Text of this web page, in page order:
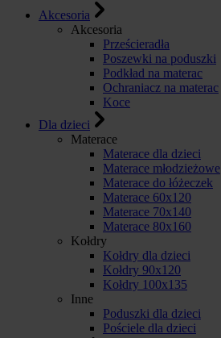
Akcesoria
Akcesoria
Prześcieradła
Poszewki na poduszki
Podkład na materac
Ochraniacz na materac
Koce
Dla dzieci
Materace
Materace dla dzieci
Materace młodzieżowe
Materace do łóżeczek
Materace 60x120
Materace 70x140
Materace 80x160
Kołdry
Kołdry dla dzieci
Kołdry 90x120
Kołdry 100x135
Inne
Poduszki dla dzieci
Pościele dla dzieci